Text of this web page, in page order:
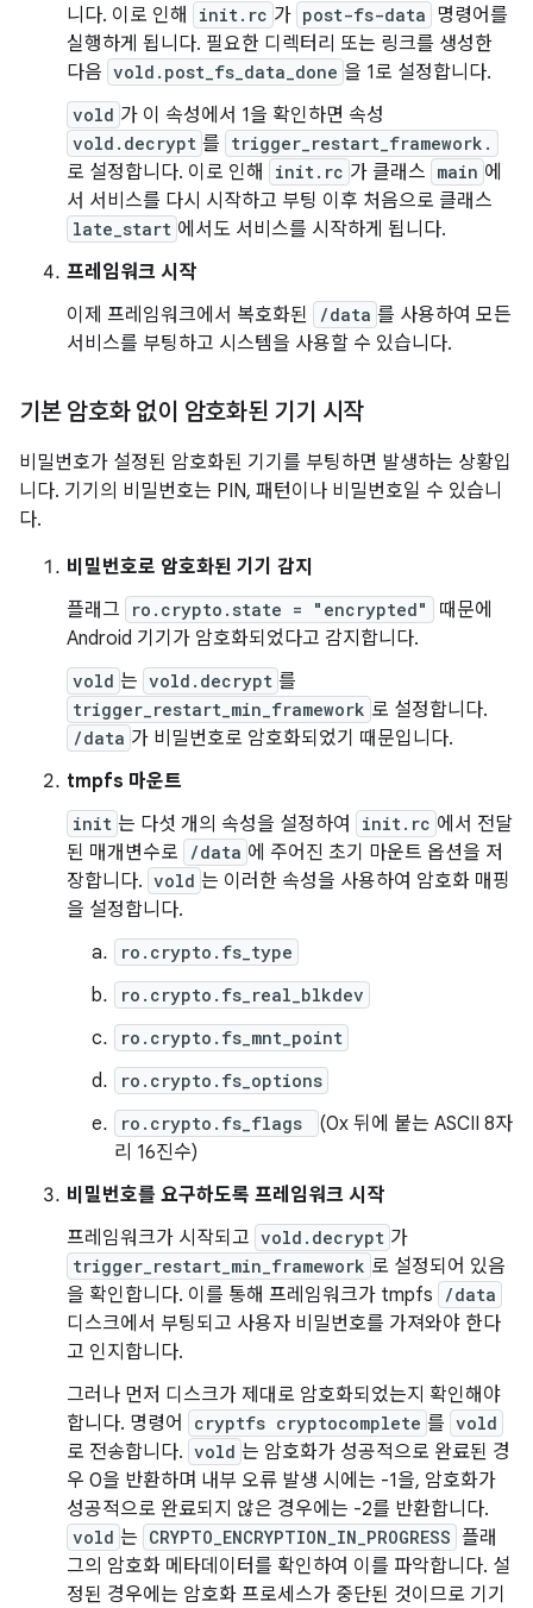
니다. 이로 인해
init.rc 가 post-fs-data 명령어를
실행하게 됩니다. 필요한 디렉터리 또는 링크를 생성한
다음 vold.post_fs_data_done 을 1로 설정합니다.
vold 가 이 속성에서 1을 확인하면 속성
vold.decrypt 를 trigger_restart_framework.
로 설정합니다. 이로 인해 init.rc 가 클래스 main 에
서 서비스를 다시 시작하고 부팅 이후 처음으로 클래스
late_start 에서도 서비스를 시작하게 됩니다.
프레임워크 시작
이제 프레임워크에서 복호화된
/data 를 사용하여 모든
서비스를 부팅하고 시스템을 사용할 수 있습니다.
기본 암호화 없이 암호화된 기기 시작
비밀번호가 설정된 암호화된 기기를 부팅하면 발생하는 상황입
니다. 기기의 비밀번호는 PIN, 패턴이나 비밀번호일 수 있습니
다.
비밀번호로 암호화된 기기 감지
플래그
ro.crypto.state = "encrypted"
때문에
Android 기기가 암호화되었다고 감지합니다.
vold 는 vold.decrypt 를
trigger_restart_min_framework 로 설정합니다.
/data 가 비밀번호로 암호화되었기 때문입니다.
tmpfs 마운트
init 는 다섯 개의 속성을 설정하여 init.rc 에서 전달
된 매개변수로
/data 에 주어진 초기 마운트 옵션을 저
장합니다. vold 는 이러한 속성을 사용하여 암호화 매핑
을 설정합니다.
ro.crypto.fs_type
ro.crypto.fs_real_blkdev
ro.crypto.fs_mnt_point
ro.crypto.fs_options
ro.crypto.fs_flags
(0x 뒤에 붙는 ASCII 8자
리 16진수)
비밀번호를 요구하도록 프레임워크 시작
프레임워크가 시작되고 vold.decrypt 가
trigger_restart_min_framework 로 설정되어 있음
을 확인합니다. 이를 통해 프레임워크가 tmpfs
/data
디스크에서 부팅되고 사용자 비밀번호를 가져와야 한다
고 인지합니다.
그러나 먼저 디스크가 제대로 암호화되었는지 확인해야
합니다. 명령어
cryptfs cryptocomplete 를 vold
로 전송합니다. vold 는 암호화가 성공적으로 완료된 경
우 0을 반환하며 내부 오류 발생 시에는 -1을, 암호화가
성공적으로 완료되지 않은 경우에는 -2를 반환합니다.
vold 는 CRYPTO_ENCRYPTION_IN_PROGRESS 플래
그의 암호화 메타데이터를 확인하여 이를 파악합니다. 설
정된 경우에는 암호화 프로세스가 중단된 것이므로 기기